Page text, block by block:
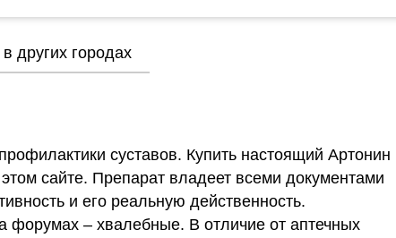
других городах
суставов. Купить настоящий Артонин
сайте. Препарат владеет всеми документами
и его реальную действенность.
форумах – хвалебные. В отличие от аптечных